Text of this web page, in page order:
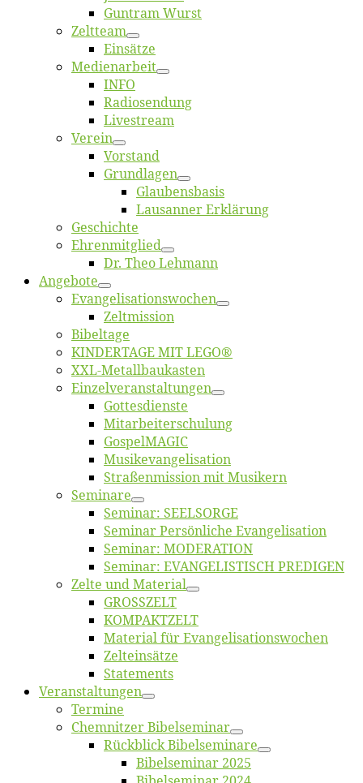
Gun­tram Wurst
Zelt­team
Ein­sät­ze
Me­di­en­ar­beit
INFO
Ra­dio­sen­dung
Live­stream
Ver­ein
Vor­stand
Grund­la­gen
Glaubens­ba­sis
Lausan­ner Erklärung
Ge­schich­te
Eh­ren­mit­glied
Dr. Theo Lehmann
An­ge­bo­te
Evangelisa­tions­wo­chen
Zelt­mis­si­on
Bi­bel­ta­ge
KINDERTAGE MIT LEGO®
XXL-Me­­tal­l­­bau­­kas­­ten
Einzelver­an­stal­tungen
Got­tes­diens­te
Mitarbeiter­schulung
Gos­pel­MA­GIC
Musikevan­ge­li­sa­tion
Straßenmis­sion mit Musikern
Se­mi­na­re
Se­mi­nar: SEELSORGE
Se­mi­nar Per­sön­li­che Evangelisation
Se­mi­nar: MODERATION
Se­mi­nar: EVANGELISTISCH PREDIGEN
Zel­te und Material
GROSSZELT
KOMPAKTZELT
Ma­te­ri­al für Evangelisationswochen
Zelt­ein­sät­ze
State­ments
Ver­an­stal­tun­gen
Ter­mi­ne
Chemnit­zer Bibelseminar
Rück­blick Bibelseminare
Bi­bel­se­mi­nar 2025